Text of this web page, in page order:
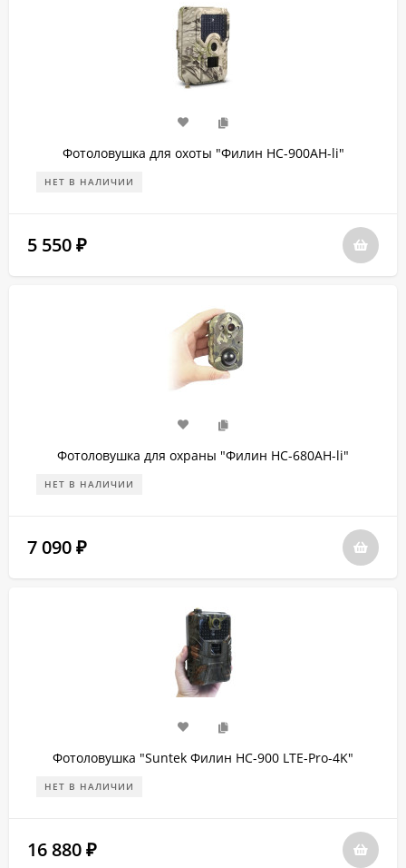
Фотоловушка для охоты "Филин HC-900AH-li"
НЕТ В НАЛИЧИИ
5 550 ₽
Фотоловушка для охраны "Филин HC-680AH-li"
НЕТ В НАЛИЧИИ
7 090 ₽
Фотоловушка "Suntek Филин HC-900 LTE-Pro-4K"
НЕТ В НАЛИЧИИ
16 880 ₽